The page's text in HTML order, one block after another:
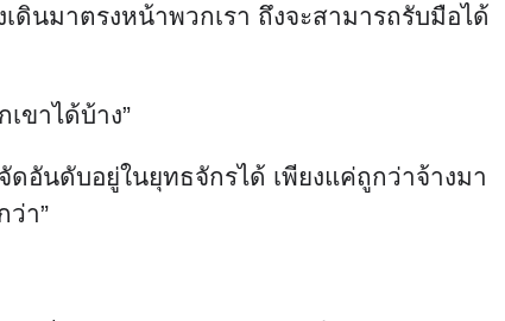
ดินมาตรงหน้าพวกเรา ถึงจะสามารถรับมือได้
ขาได้บ้าง”
อันดับอยู่ในยุทธจักรได้ เพียงแค่ถูกว่าจ้างมา
ว่า”